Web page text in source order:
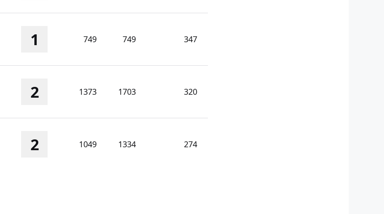
1 749 749 347
2 1373 1703 320
2 1049 1334 274